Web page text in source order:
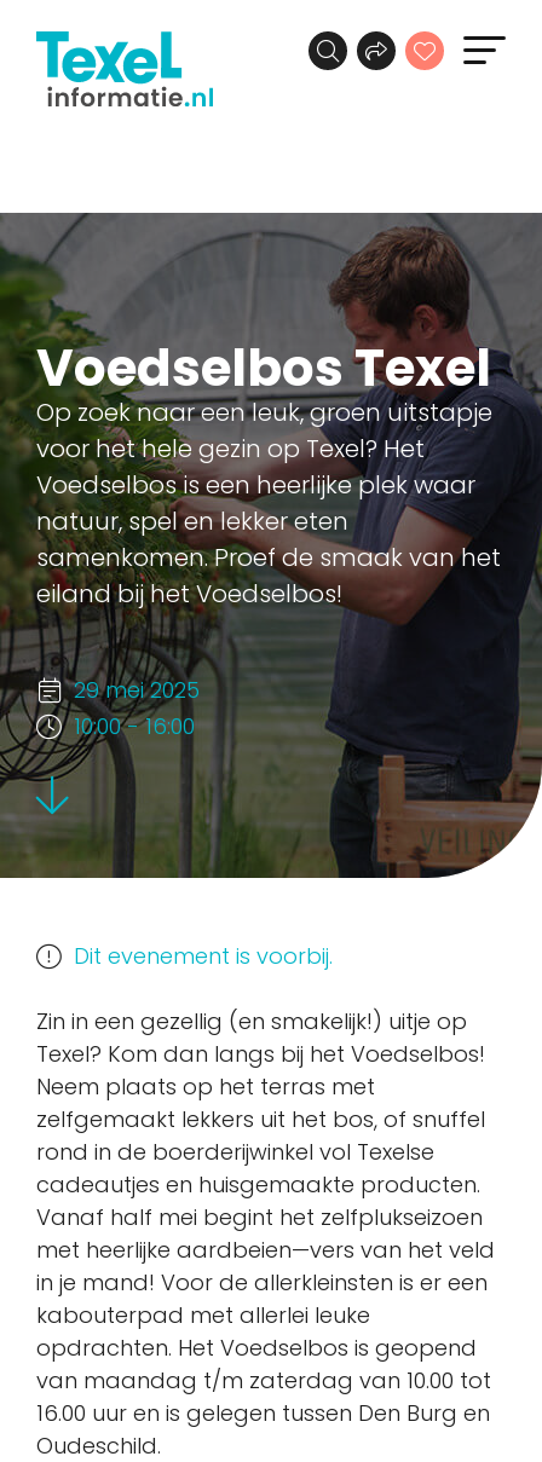
Voedselbos Texel
Op zoek naar een leuk, groen uitstapje
voor het hele gezin op Texel? Het
Voedselbos is een heerlijke plek waar
natuur, spel en lekker eten
samenkomen. Proef de smaak van het
eiland bij het Voedselbos!
29 mei 2025
10:00 - 16:00
Dit evenement is voorbij.
Zin in een gezellig (en smakelijk!) uitje op
Texel? Kom dan langs bij het Voedselbos!
Neem plaats op het terras met
zelfgemaakt lekkers uit het bos, of snuffel
rond in de boerderijwinkel vol Texelse
cadeautjes en huisgemaakte producten.
Vanaf half mei begint het zelfplukseizoen
met heerlijke aardbeien—vers van het veld
in je mand! Voor de allerkleinsten is er een
kabouterpad met allerlei leuke
opdrachten. Het Voedselbos is geopend
van maandag t/m zaterdag van 10.00 tot
16.00 uur en is gelegen tussen Den Burg en
Oudeschild.